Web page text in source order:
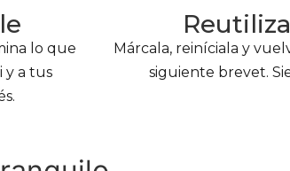
lo que
y a tus
Márcala, reiníciala y
siguiente brevet.